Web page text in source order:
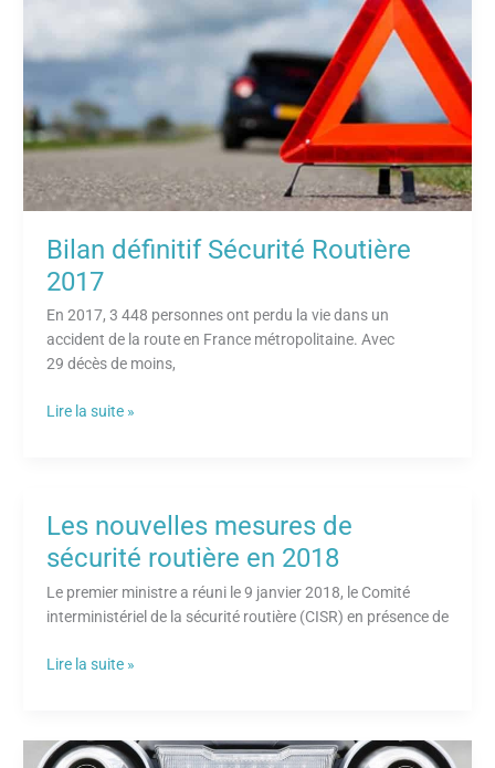
Bilan définitif Sécurité Routière
2017
En 2017, 3 448 personnes ont perdu la vie dans un
accident de la route en France métropolitaine. Avec
29 décès de moins,
2017
Lire la suite »
Les nouvelles mesures de
sécurité routière en 2018
Le premier ministre a réuni le 9 janvier 2018, le Comité
interministériel de la sécurité routière (CISR) en présence de
Les
nouvelles
mesures
de
sécurité
en
Lire la suite »
Réglementation